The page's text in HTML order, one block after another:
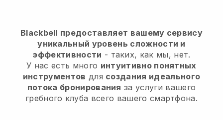
Blackbell предоставляет вашему сервису
уникальный уровень сложности и
эффективности - таких, как мы, нет.
У нас есть много интуитивно понятных
инструментов для создания идеального
потока бронирования за услуги вашего
гребного клуба всего вашего смартфона.